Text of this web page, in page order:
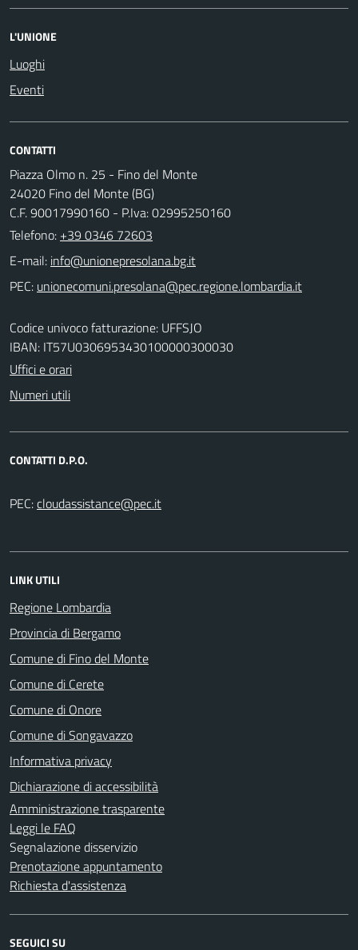
L'UNIONE
Luoghi
Eventi
CONTATTI
Piazza Olmo n. 25 - Fino del Monte
24020 Fino del Monte (BG)
C.F. 90017990160 - P.Iva: 02995250160
Telefono: +39 0346 72603
E-mail:
PEC:
Codice univoco fatturazione: UFFSJO
IBAN: IT57U0306953430100000300030
Uffici e orari
Numeri utili
CONTATTI D.P.O.
PEC:
LINK UTILI
Regione Lombardia
Provincia di Bergamo
Comune di Fino del Monte
Comune di Cerete
Comune di Onore
Comune di Songavazzo
Informativa privacy
Dichiarazione di accessibilità
Amministrazione trasparente
Leggi le FAQ
Segnalazione disservizio
Prenotazione appuntamento
Richiesta d'assistenza
SEGUICI SU